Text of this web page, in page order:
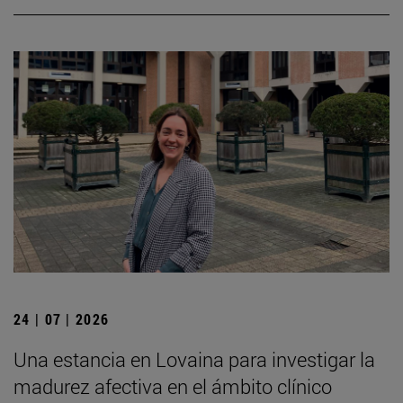
24 | 07 | 2026
Una estancia en Lovaina para investigar la
madurez afectiva en el ámbito clínico